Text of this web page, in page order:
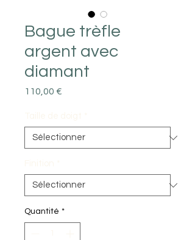
Bague trèfle
argent avec
diamant
110,00 €
Quantité *